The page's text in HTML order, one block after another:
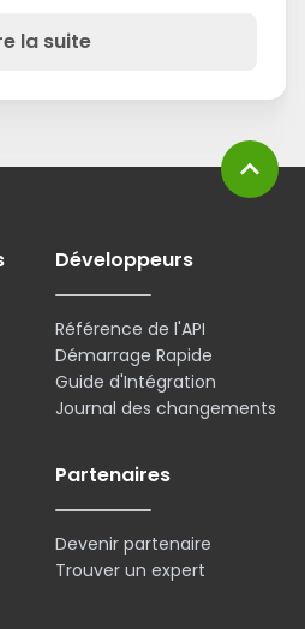
la suite
Développeurs
Référence de l'API
Démarrage Rapide
Guide d'Intégration
Journal des changements
Partenaires
Devenir partenaire
Trouver un expert
expand_less